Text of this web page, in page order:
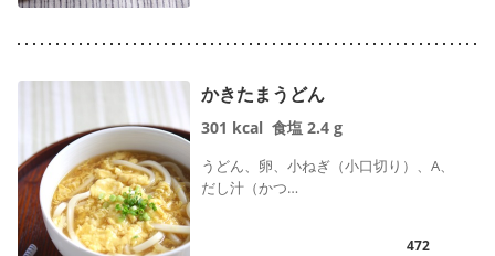
かきたまうどん
301 kcal 食塩 2.4 g
うどん、卵、小ねぎ（小口切り）、A、
だし汁（かつ…
472